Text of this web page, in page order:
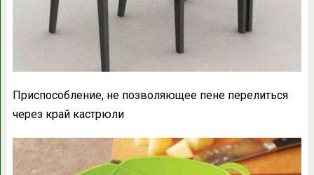
Приспособление, не позволяющее пене перелиться
через край кастрюли